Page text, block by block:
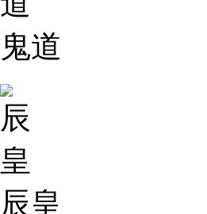
鬼道
辰皇